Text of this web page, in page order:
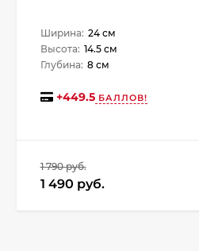
Ширина: 24 см
Высота: 14.5 см
Глубина: 8 см
+449.5БАЛЛОВ!
1 790 руб.
1 490 руб.